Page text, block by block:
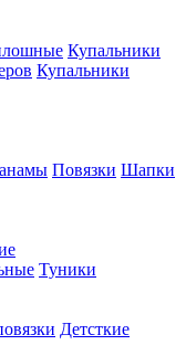
Купальники
Купальники
Повязки Шапки
Туники
Детсткие